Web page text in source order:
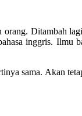
Ditambah
inggris. Ilmu
sama. Akan